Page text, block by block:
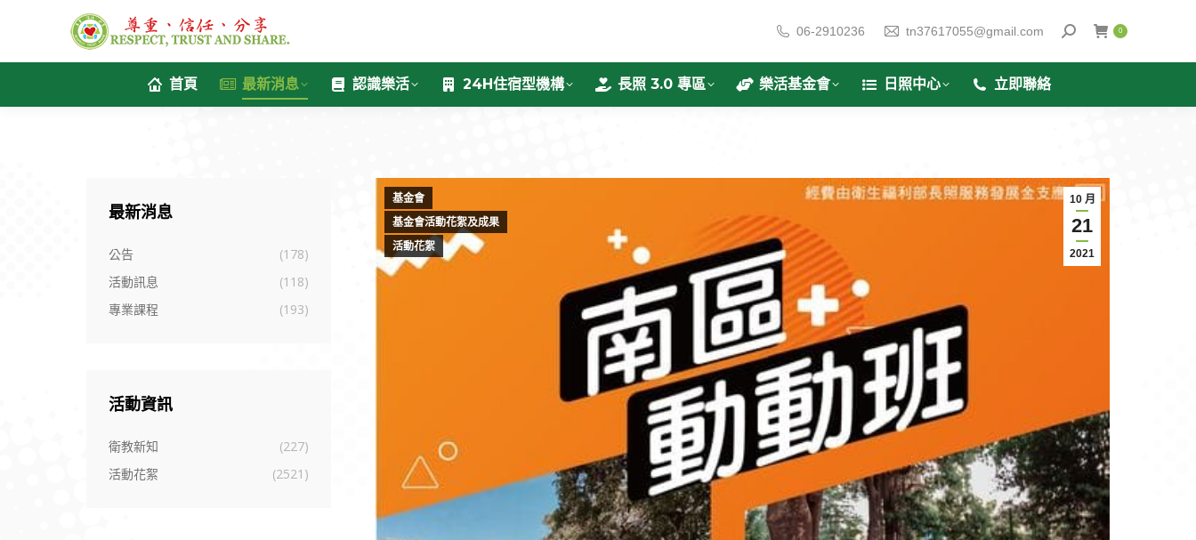
06-2910236 tn37617055@gmail.com 0
首頁 最新消息 認識樂活 24H住宿型機構 長照 3.0 專區 樂活基金會 日照中心 立即聯絡
10 月
21
2021
基金會
基金會活動花絮及成果
活動花絮
最新消息
公告
(178)
活動訊息
(118)
專業課程
(193)
活動資訊
衛教新知
(227)
活動花絮
(2521)